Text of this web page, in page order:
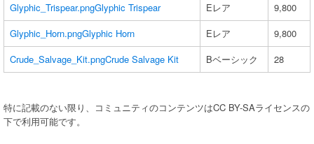
Glyphic_Trispear.pngGlyphic Trispear Eレア
9,800
Glyphic_Horn.pngGlyphic Horn Eレア
9,800
Crude_Salvage_Kit.pngCrude Salvage Kit Bベーシック 28
特に記載のない限り、コミュニティのコンテンツはCC BY-SAライセンスの
下で利用可能です。